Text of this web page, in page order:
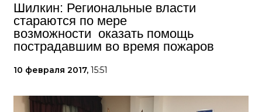
Шилкин: Региональные власти
стараются по мере
возможности оказать помощь
пострадавшим во время пожаров
10 февраля 2017, 15:51